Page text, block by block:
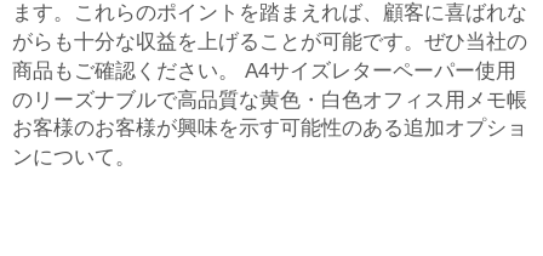
ます。これらのポイントを踏まえれば、顧客に喜ばれな
がらも十分な収益を上げることが可能です。ぜひ当社の
商品もご確認ください。 A4サイズレターペーパー使用
のリーズナブルで高品質な黄色・白色オフィス用メモ帳
お客様のお客様が興味を示す可能性のある追加オプショ
ンについて。